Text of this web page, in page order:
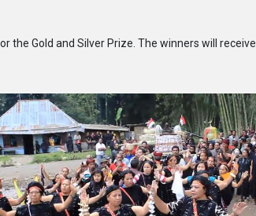
the Gold and Silver Prize. The winners will receive